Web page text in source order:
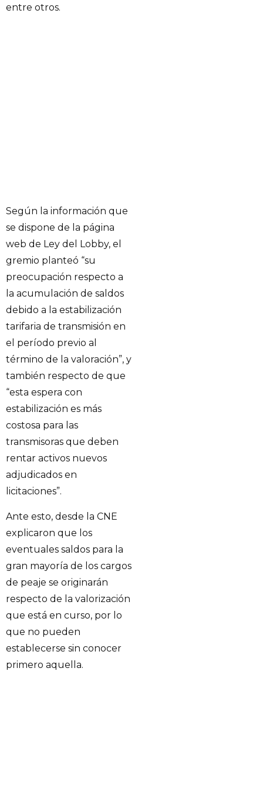
entre otros.
Según la información que
se dispone de la página
web de Ley del Lobby, el
gremio planteó “su
preocupación respecto a
la acumulación de saldos
debido a la estabilización
tarifaria de transmisión en
el período previo al
término de la valoración”, y
también respecto de que
“esta espera con
estabilización es más
costosa para las
transmisoras que deben
rentar activos nuevos
adjudicados en
licitaciones”.
Ante esto, desde la CNE
explicaron que los
eventuales saldos para la
gran mayoría de los cargos
de peaje se originarán
respecto de la valorización
que está en curso, por lo
que no pueden
establecerse sin conocer
primero aquella.